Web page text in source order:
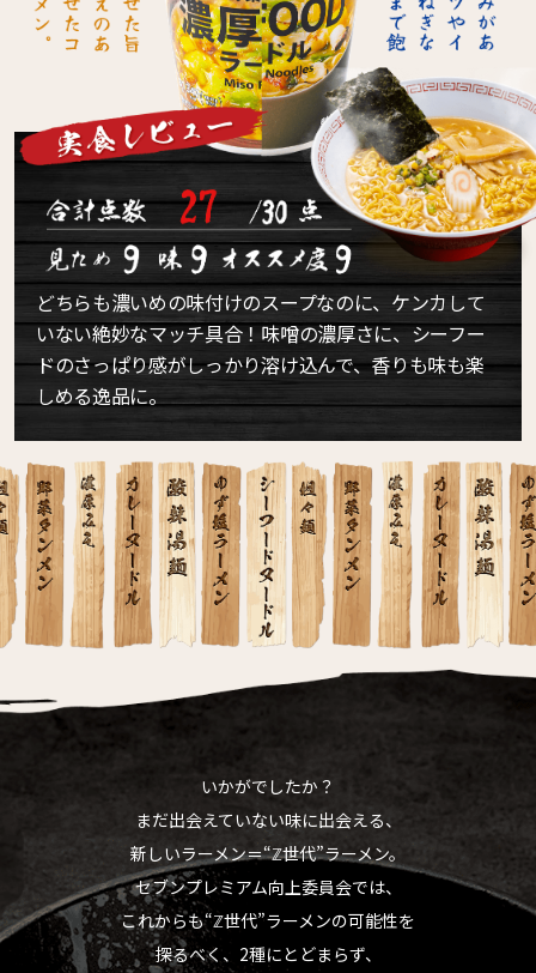
どちらも濃いめの味付けのスープなのに、ケンカして
いない絶妙なマッチ具合！味噌の濃厚さに、シーフー
ドのさっぱり感がしっかり溶け込んで、香りも味も楽
しめる逸品に。
いかがでしたか？
まだ出会えていない味に出会える、
新しいラーメン＝“ℤ世代”ラーメン。
セブンプレミアム向上委員会では、
これからも“ℤ世代”ラーメンの可能性を
探るべく、2種にとどまらず、